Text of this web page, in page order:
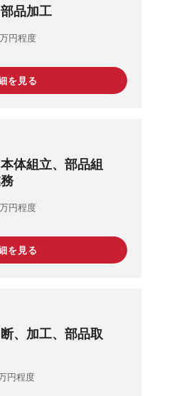
品加工
円程度
を見る
体組立、部品組
円程度
を見る
、加工、部品取
円程度